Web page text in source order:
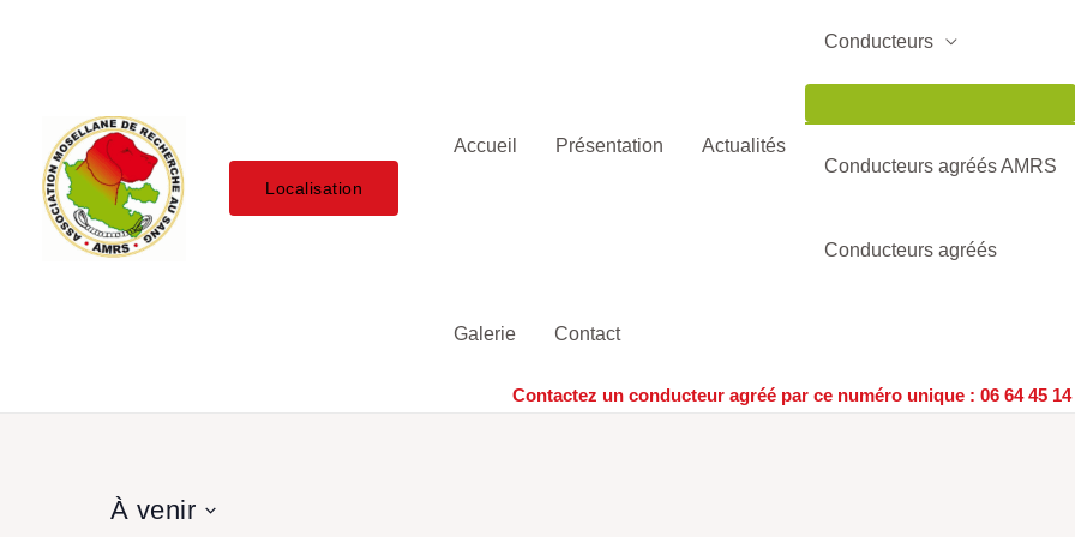
Localisation
Accueil Présentation Actualités
Conducteurs
Menu
Conducteurs agréés AMRS
Conducteurs agréés
Galerie Contact
Contactez un conducteur agréé par ce numéro unique : 06 64 45 14
À venir